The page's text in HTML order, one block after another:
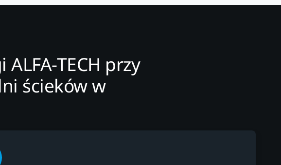
TECH przy
ścieków w